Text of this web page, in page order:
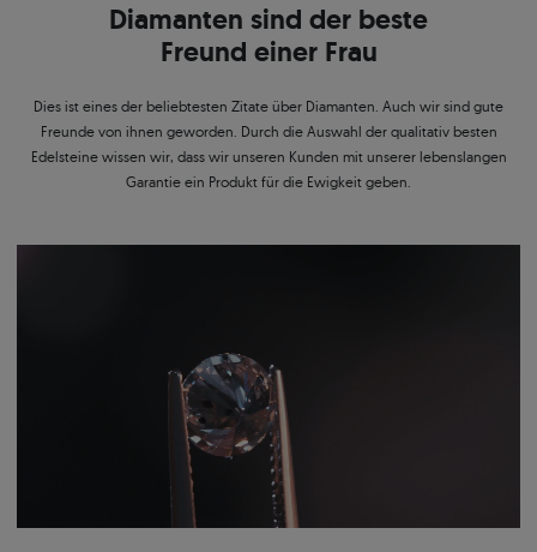
Diamanten sind der beste
Freund einer Frau
Dies ist eines der beliebtesten Zitate über Diamanten. Auch wir sind gute
Freunde von ihnen geworden. Durch die Auswahl der qualitativ besten
Edelsteine wissen wir, dass wir unseren Kunden mit unserer lebenslangen
Garantie ein Produkt für die Ewigkeit geben.